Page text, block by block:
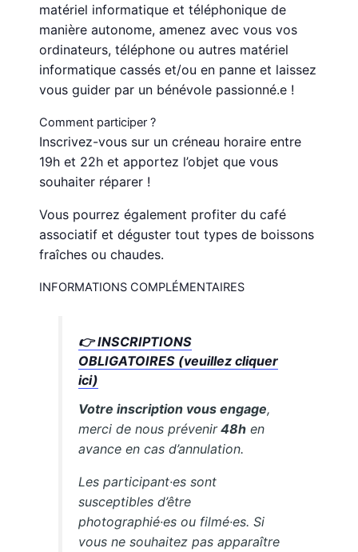
matériel informatique et téléphonique de
manière autonome, amenez avec vous vos
ordinateurs, téléphone ou autres matériel
informatique cassés et/ou en panne et laissez
vous guider par un bénévole passionné.e !
Comment participer ?
Inscrivez-vous sur un créneau horaire entre
19h et 22h et apportez l’objet que vous
souhaiter réparer !
Vous pourrez également profiter du café
associatif et déguster tout types de boissons
fraîches ou chaudes.
INFORMATIONS COMPLÉMENTAIRES
👉 INSCRIPTIONS
OBLIGATOIRES (veuillez cliquer
ici)
Votre inscription vous engage,
merci de nous prévenir48h en
avance en cas d’annulation.
Les participant·es sont
susceptibles d’être
photographié·es ou filmé·es. Si
vous ne souhaitez pas apparaître